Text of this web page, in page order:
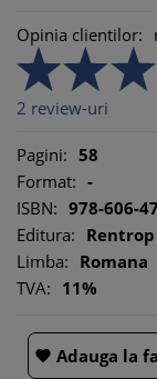
Opinia clientilor:
2 review-uri
Pagini: 58
Format: -
ISBN: 978-606-
Editura:
Limba: Romana
TVA: 11%
 Adauga la